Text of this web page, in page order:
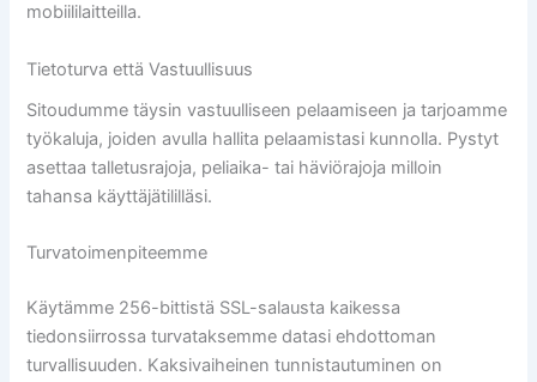
mobiililaitteilla.
Tietoturva että Vastuullisuus
Sitoudumme täysin vastuulliseen pelaamiseen ja tarjoamme
työkaluja, joiden avulla hallita pelaamistasi kunnolla. Pystyt
asettaa talletusrajoja, peliaika- tai häviörajoja milloin
tahansa käyttäjätililläsi.
Turvatoimenpiteemme
Käytämme 256-bittistä SSL-salausta kaikessa
tiedonsiirrossa turvataksemme datasi ehdottoman
turvallisuuden. Kaksivaiheinen tunnistautuminen on